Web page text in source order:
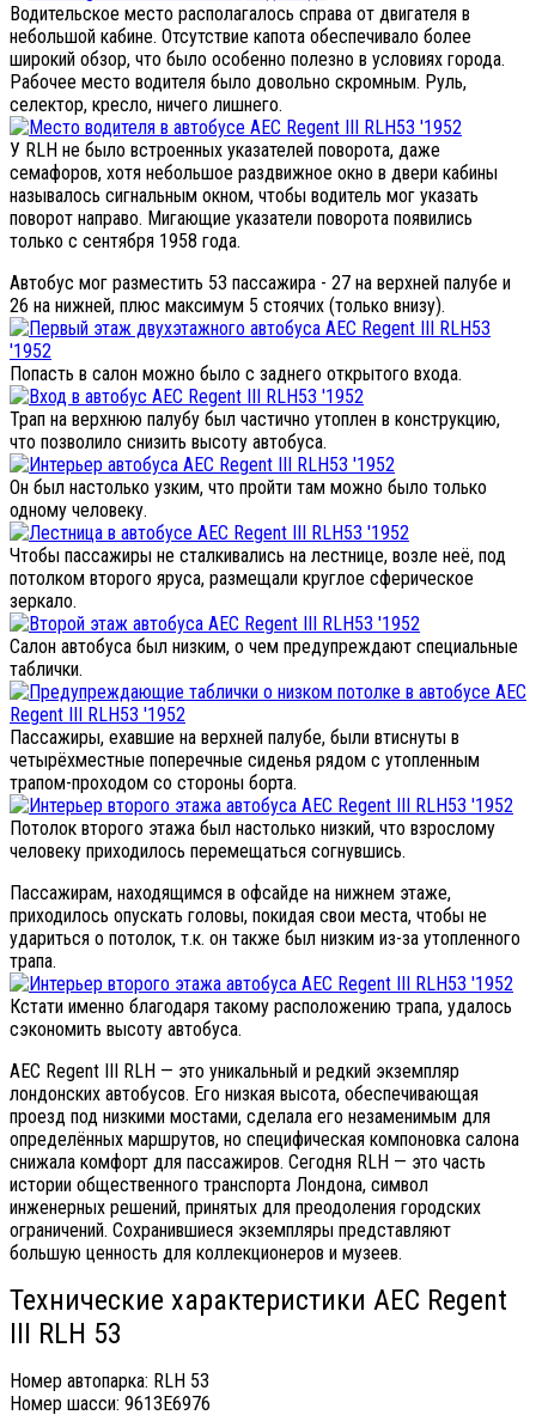
Водительское место располагалось справа от двигателя в
небольшой кабине. Отсутствие капота обеспечивало более
широкий обзор, что было особенно полезно в условиях города.
Рабочее место водителя было довольно скромным. Руль,
селектор, кресло, ничего лишнего.
У RLH не было встроенных указателей поворота, даже
семафоров, хотя небольшое раздвижное окно в двери кабины
называлось сигнальным окном, чтобы водитель мог указать
поворот направо. Мигающие указатели поворота появились
только с сентября 1958 года.
Автобус мог разместить 53 пассажира - 27 на верхней палубе и
26 на нижней, плюс максимум 5 стоячих (только внизу).
Попасть в салон можно было с заднего открытого входа.
Трап на верхнюю палубу был частично утоплен в конструкцию,
что позволило снизить высоту автобуса.
Он был настолько узким, что пройти там можно было только
одному человеку.
Чтобы пассажиры не сталкивались на лестнице, возле неё, под
потолком второго яруса, размещали круглое сферическое
зеркало.
Салон автобуса был низким, о чем предупреждают специальные
таблички.
Пассажиры, ехавшие на верхней палубе, были втиснуты в
четырёхместные поперечные сиденья рядом с утопленным
трапом-проходом со стороны борта.
Потолок второго этажа был настолько низкий, что взрослому
человеку приходилось перемещаться согнувшись.
Пассажирам, находящимся в офсайде на нижнем этаже,
приходилось опускать головы, покидая свои места, чтобы не
удариться о потолок, т.к. он также был низким из-за утопленного
трапа.
Кстати именно благодаря такому расположению трапа, удалось
сэкономить высоту автобуса.
AEC Regent III RLH — это уникальный и редкий экземпляр
лондонских автобусов. Его низкая высота, обеспечивающая
проезд под низкими мостами, сделала его незаменимым для
определённых маршрутов, но специфическая компоновка салона
снижала комфорт для пассажиров. Сегодня RLH — это часть
истории общественного транспорта Лондона, символ
инженерных решений, принятых для преодоления городских
ограничений. Сохранившиеся экземпляры представляют
большую ценность для коллекционеров и музеев.
Технические характеристики AEC Regent
III RLH 53
Номер автопарка: RLH 53
Номер шасси: 9613E6976